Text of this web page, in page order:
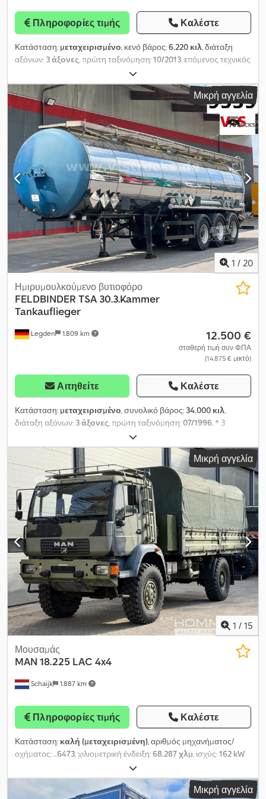
υποβοήθηση τιμονιού ESP Υδραυλικό σύστημα Κεντρικό
κλείδωμα Υπολογιστής ταξιδιού Cruise control Dsdpfx Akovzr N
Υδραυλικός επιβραδυντής Φρένο κινητήρα Ισχύς: 460 hp DIN
Αριθμός πλαισίου: YV2RTY0A9KB90 Ισχύς: 338 kW Φορολογική
ισχύς: 34CV Κυβισμός: 12.777 cm³ Επίπεδο θορύβου σε ακινησία:
90 db
Πληροφορίες τιμής Καλέστε
Κατάσταση: μεταχειρισμένο, κενό βάρος:6.220 κιλ, διάταξη
αξόνων: 3 άξονες, πρώτη ταξινόμηση:10/2013, επόμενος τεχνικός
, ανάρτηση:
μετάδοσης:άλλο, καμπίνα οδηγού:άλλο, κατηγορία εκπομπών:
κανένα , Εξοπλισμός:
, 3-αξονικό βυτιοφόρο ρυμουλκούμενο
από ανοξείδωτο χάλυβα, κατασκευαστής HLW - Πρώτη άδεια:
09.10.2013 - Αριθμός αξόνων: 3 - Ανάρτηση: αεροστρωμνή -
Ανασηκώσιμος άξονας - Κατευθυνόμενος άξονας - Τύπος άξονα:
SAF - Φρένα: δισκόφρενα - Μήκος: 8000 mm - Πλάτος: 2550 mm -
Ύψος: 3400 mm - Βάρος χωρίς φορτίο: 6220 kg - Επόμενος
τεχνικός έλεγχος: 02.2026 - Κατασκευαστής υπερκατασκευής:
HLW - Υλικό δεξαμενής: ανοξείδωτος χάλυβας - Συνολική
χωρητικότητα δεξαμενής: 27.000 l - Ενιαία δεξαμενοθήκη: 1 - CIP
καθαρισμός - Μη μονωμένο Dodpfxsxc Nq Uo Akmskr
Μικρή αγγελία
1 / 20
Legden 1.809 km
Ημιρυμουλκούμενο βυτιοφόρο
FELDBINDER TSA 30.3.Kammer
Tankauflieger
12.500 €
σταθερή τιμή συν ΦΠΑ
(14.875 € μικτό)
Αιτηθείτε Καλέστε
Κατάσταση: μεταχειρισμένο, συνολικό βάρος: 34.000 κιλ,
διάταξη αξόνων: 3 άξονες, πρώτη ταξινόμηση:07/1996, * 3
θάλαμοι * Ταμπούρα φρένα * Αεροανάρτηση * Ιδιοβάρος: 7.200
kg ----Εσωτερικός αριθμός οχήματος: 9539----Υπόκειται σε
σφάλματα και ενδιάμεση πώληση. Υποστήριξη μέσω WhatsApp
διαθέσιμη! Dkodpfx Akjtu Slpomjr Για απορίες σχετικά με το όχημα
ή για περισσότερες πληροφορίες, μπορείτε να μας στείλετε άνετα
μήνυμα μέσω WhatsApp Whatsapp Γερμανικά, Αγγλικά --
Whatsapp Γερμανικά, Αγγλικά, Αραβικά
Μικρή αγγελία
1 / 15
Schaijk 1.887 km
Μουσαμάς
MAN 18.225 LAC 4x4
Πληροφορίες τιμής Καλέστε
Κατάσταση: καλή (μεταχειρισμένη), αριθμός μηχανήματος/
οχήματος:..6473, χιλιομετρική ένδειξη:68.287 χλμ, ισχύς:162 kW
, τύπος καυσίμου:
μεταξόνιο:4.500 χιλ., καύσιμο:ντίζελ, χωρητικότητα δεξαμενής
, χρώμα:άλλο, τύπος μετάδοσης: αυτόματο,
Μικρή αγγελία